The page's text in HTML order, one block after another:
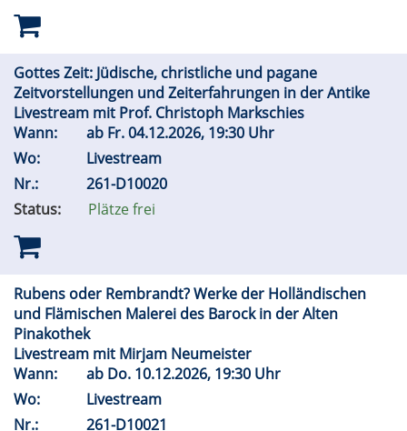
Gottes Zeit: Jüdische, christliche und pagane
Zeitvorstellungen und Zeiterfahrungen in der Antike
Livestream mit Prof. Christoph Markschies
Wann:
ab Fr.04.12.2026, 19:30 Uhr
Wo:
Livestream
Nr.:
261-D10020
Status:
Plätze frei
Rubens oder Rembrandt? Werke der Holländischen
und Flämischen Malerei des Barock in der Alten
Pinakothek
Livestream mit Mirjam Neumeister
Wann:
ab Do. 10.12.2026, 19:30 Uhr
Wo:
Livestream
Nr.:
261-D10021